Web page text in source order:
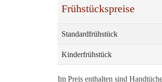
Frühstückspreise
Standardfrühstück
Kinderfrühstück
Im Preis enthalten sind